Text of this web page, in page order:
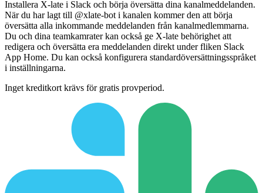
Installera X-late i Slack och börja översätta dina kanalmeddelanden.
När du har lagt till @xlate-bot i kanalen kommer den att börja
översätta alla inkommande meddelanden från kanalmedlemmarna.
Du och dina teamkamrater kan också ge X-late behörighet att
redigera och översätta era meddelanden direkt under fliken Slack
App Home. Du kan också konfigurera standardöversättningsspråket
i inställningarna.
Inget kreditkort krävs för gratis provperiod.